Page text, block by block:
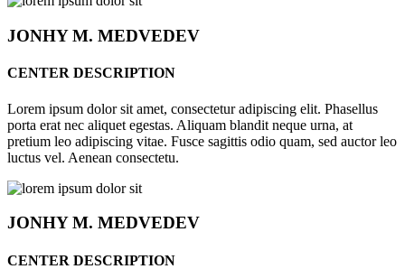
JONHYM. MEDVEDEV
CENTER DESCRIPTION
Lorem ipsum dolor sit amet, consectetur adipiscing elit. Phasellus
porta erat nec aliquet egestas. Aliquam blandit neque urna, at
pretium leo adipiscing vitae. Fusce sagittis odio quam, sed auctor leo
luctus vel. Aenean consectetu.
JONHYM. MEDVEDEV
CENTER DESCRIPTION